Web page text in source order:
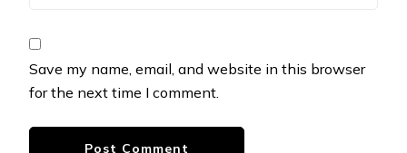
Save my name, email, and website in this browser
for the next time I comment.